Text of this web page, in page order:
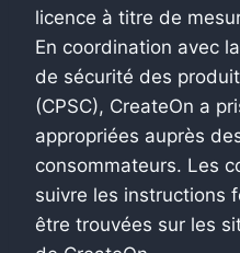
licence à titre de
En coordination avec
de sécurité des
(CPSC), CreateOn a
appropriées auprès
consommateurs. Les
suivre les instructions
être trouvées sur les